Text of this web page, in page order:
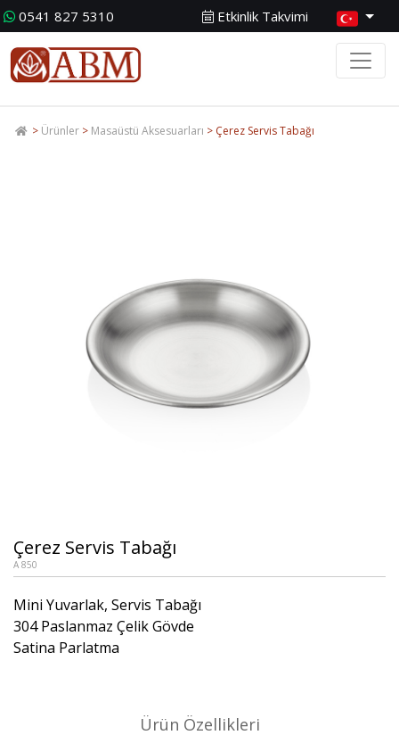
0541 827 5310 Etkinlik Takvimi
> Ürünler > Masaüstü Aksesuarları > Çerez Servis Tabağı
Çerez Servis Tabağı
A 850
Mini Yuvarlak, Servis Tabağı
304 Paslanmaz Çelik Gövde
Satina Parlatma
Ürün Özellikleri